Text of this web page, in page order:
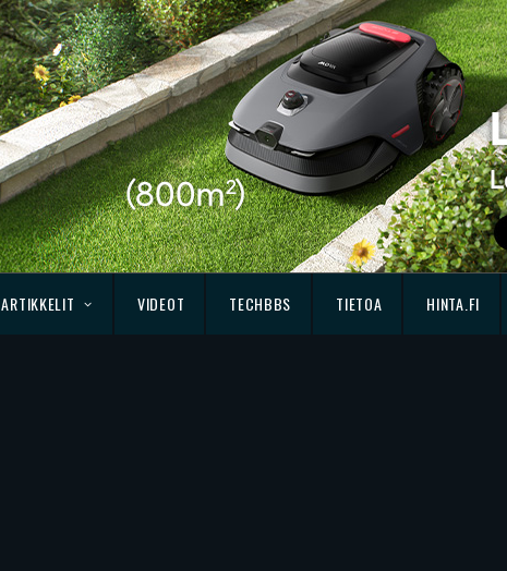
ARTIKKELIT VIDEOT TECHBBS TIETOA HINTA.FI